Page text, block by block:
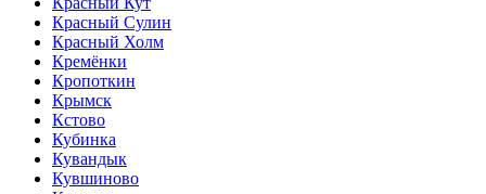
Красный Сулин
Красный Холм
Кремёнки
Кропоткин
Крымск
Кстово
Кубинка
Кувандык
Кувшиново